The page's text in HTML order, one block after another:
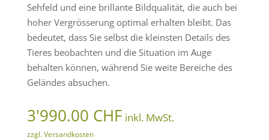
Sehfeld und eine brillante Bildqualität, die auch bei
hoher Vergrösserung optimal erhalten bleibt. Das
bedeutet, dass Sie selbst die kleinsten Details des
Tieres beobachten und die Situation im Auge
behalten können, während Sie weite Bereiche des
Geländes absuchen.
3'990.00 CHF inkl. MwSt.
zzgl. Versandkosten